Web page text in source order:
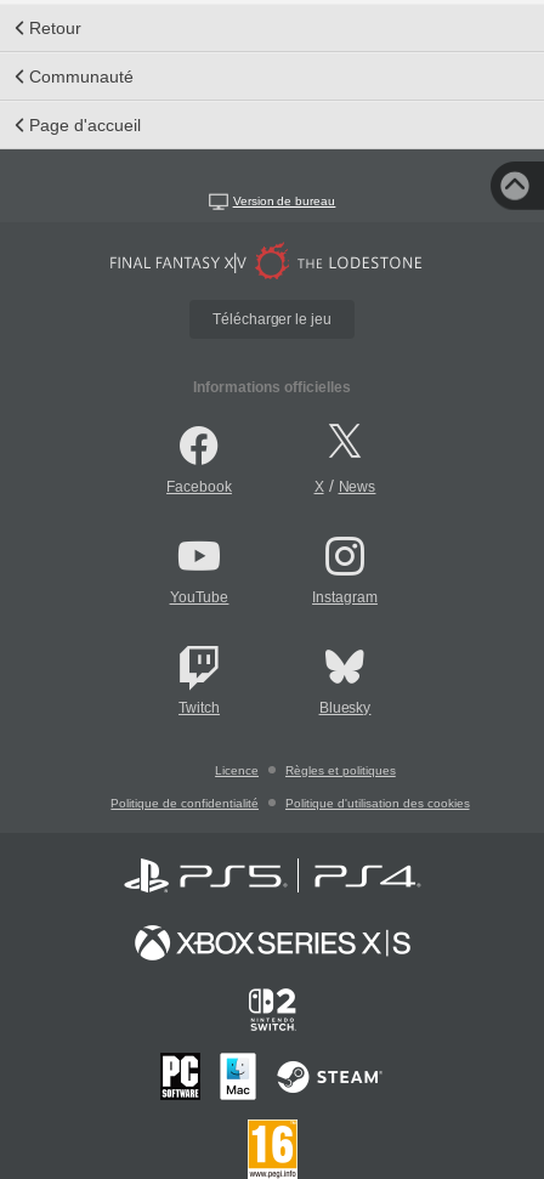
Retour
Communauté
Page d'accueil
Version de bureau
Télécharger le jeu
Informations officielles
Facebook X/ News
YouTube Instagram
Twitch Bluesky
Licence Règles et politiques
Politique de confidentialité Politique d'utilisation des cookies